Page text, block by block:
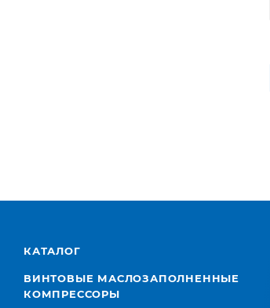
КАТАЛОГ
ВИНТОВЫЕ МАСЛОЗАПОЛНЕННЫЕ
КОМПРЕССОРЫ